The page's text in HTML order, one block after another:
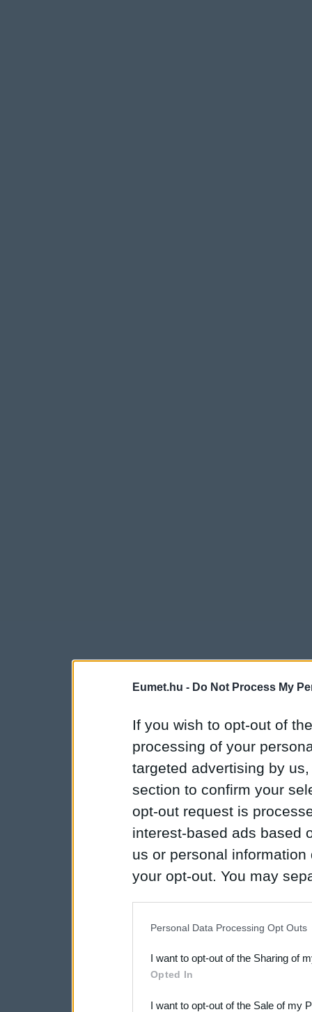
Eumet.hu - Do Not Process My
If you wish to opt-out of
processing of your
targeted advertising by
section to confirm your
opt-out request is
interest-based ads based
us or personal
your opt-out. You may
Downstream Participants
third parties.
Personal Data Processing Opt Outs
I want to opt-out of the Sharing of
Opted In
I want to opt-out of the Sale of my